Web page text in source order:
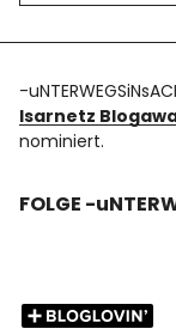
-
Isarnetz
nominiert.
FOLGE -